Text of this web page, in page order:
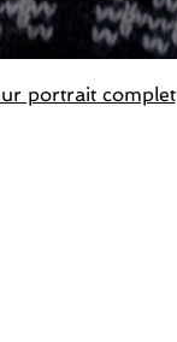
portrait complet